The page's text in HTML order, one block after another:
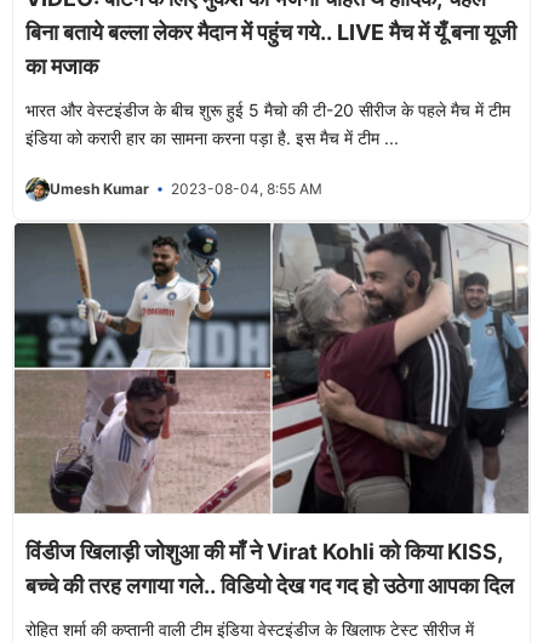
बिना बताये बल्ला लेकर मैदान में पहुंच गये.. LIVE मैच में यूँ बना यूजी
का मजाक
भारत और वेस्टइंडीज के बीच शुरू हुई 5 मैचो की टी-20 सीरीज के पहले मैच में टीम
इंडिया को करारी हार का सामना करना पड़ा है. इस मैच में टीम ...
Umesh Kumar 2023-08-04, 8:55 AM
विंडीज खिलाड़ी जोशुआ की माँ ने Virat Kohli को किया KISS,
बच्चे की तरह लगाया गले.. विडियो देख गद गद हो उठेगा आपका दिल
रोहित शर्मा की कप्तानी वाली टीम इंडिया वेस्टइंडीज के खिलाफ टेस्ट सीरीज में